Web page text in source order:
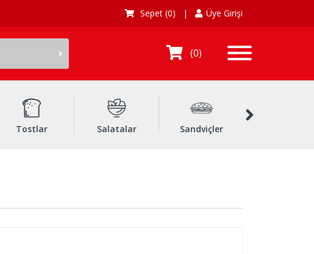
Sepet (0) | Üye Girişi
0
Tostlar Salatalar Sandviçler